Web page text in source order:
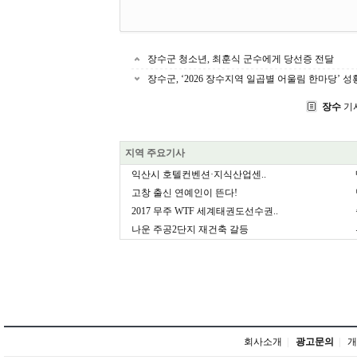
장수군 청소년, 최훈식 군수에게 당선증 전달
장수군, ‘2026 장수지역 일곱별 어울림 한마당’ 성
장수 기
지역 주요기사
익산시 호텔컨벤션·지식산업센..
고창 출신 연예인이 뜬다!
2017 무주 WTF 세계태권도선수권..
나운 주공2단지 재건축 갈등
회사소개 광고문의